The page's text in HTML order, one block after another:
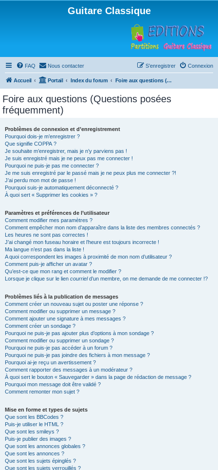
Guitare Classique
FAQ Nous contacter Connexion
S’enregistrer
Accueil Portail Index du forum Foire aux questions (Questions posées fréquemment)
Foire aux questions (Questions posées
fréquemment)
Problèmes de connexion et d’enregistrement
Pourquoi dois-je m’enregistrer ?
Que signifie COPPA ?
Je souhaite m’enregistrer, mais je n’y parviens pas !
Je suis enregistré mais je ne peux pas me connecter !
Pourquoi ne puis-je pas me connecter ?
Je me suis enregistré par le passé mais je ne peux plus me connecter ?!
J’ai perdu mon mot de passe !
Pourquoi suis-je automatiquement déconnecté ?
À quoi sert « Supprimer les cookies » ?
Paramètres et préférences de l’utilisateur
Comment modifier mes paramètres ?
Comment empêcher mon nom d’apparaître dans la liste des membres connectés ?
Les heures ne sont pas correctes !
J’ai changé mon fuseau horaire et l’heure est toujours incorrecte !
Ma langue n’est pas dans la liste !
A quoi correspondent les images à proximité de mon nom d’utilisateur ?
Comment puis-je afficher un avatar ?
Qu’est-ce que mon rang et comment le modifier ?
Lorsque je clique sur le lien courrield’un membre, on me demande de me connecter !?
Problèmes liés à la publication de messages
Comment créer un nouveau sujet ou poster une réponse ?
Comment modifier ou supprimer un message ?
Comment ajouter une signature à mes messages ?
Comment créer un sondage ?
Pourquoi ne puis-je pas ajouter plus d’options à mon sondage ?
Comment modifier ou supprimer un sondage ?
Pourquoi ne puis-je pas accéder à un forum ?
Pourquoi ne puis-je pas joindre des fichiers à mon message ?
Pourquoi ai-je reçu un avertissement ?
Comment rapporter des messages à un modérateur ?
À quoi sert le bouton « Sauvegarder » dans la page de rédaction de message ?
Pourquoi mon message doit être validé ?
Comment remonter mon sujet ?
Mise en forme et types de sujets
Que sont les BBCodes ?
Puis-je utiliser le HTML ?
Que sont les smileys ?
Puis-je publier des images ?
Que sont les annonces globales ?
Que sont les annonces ?
Que sont les sujets épinglés ?
Que sont les sujets verrouillés ?